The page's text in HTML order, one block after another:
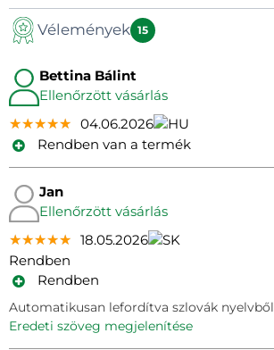
Vélemények 15
Bettina Bálint
Ellenőrzött vásárlás
★★★★★
★★★★★
★★★★★ 04.06.2026
Rendben van a termék
Jan
Ellenőrzött vásárlás
★★★★★
★★★★★
★★★★★ 18.05.2026
Rendben
Rendben
Automatikusan lefordítva szlovák nyelvből
eredeti szöveg megjelenítése